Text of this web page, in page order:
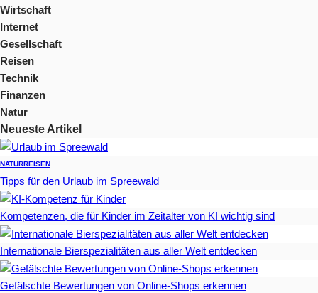
Wirtschaft
Internet
Gesellschaft
Reisen
Technik
Finanzen
Natur
Neueste Artikel
NATURREISEN
Tipps für den Urlaub im Spreewald
Kompetenzen, die für Kinder im Zeitalter von KI wichtig sind
Internationale Bierspezialitäten aus aller Welt entdecken
Gefälschte Bewertungen von Online-Shops erkennen